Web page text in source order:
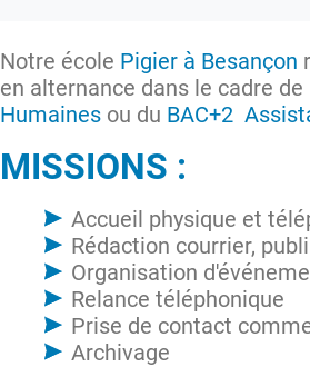
Notre école Pigier à Besançon
en alternance dans le cadre
Humaines ou du BAC+2
MISSIONS :
Accueil physique et
Rédaction courrier,
Organisation
Relance téléphonique
Prise de contact
Archivage